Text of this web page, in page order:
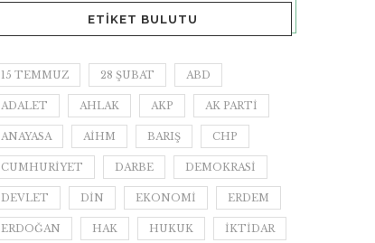
ETIKET BULUTU
15 TEMMUZ 28 ŞUBAT ABD
ADALET AHLAK AKP AK PARTI
ANAYASA AİHM BARIŞ CHP
CUMHURIYET DARBE DEMOKRASI
DEVLET DIN EKONOMI ERDEM
ERDOĞAN HAK HUKUK IKTIDAR